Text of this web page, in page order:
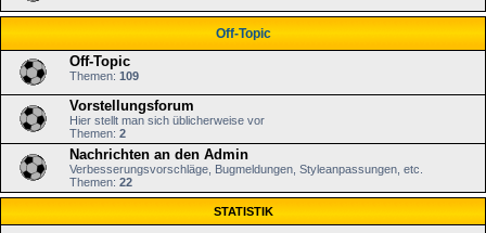
Off-Topic
Off-Topic
Themen: 109
Vorstellungsforum
Hier stellt man sich üblicherweise vor
Themen: 2
Nachrichten an den Admin
Verbesserungsvorschläge, Bugmeldungen, Styleanpassungen, etc.
Themen: 22
STATISTIK